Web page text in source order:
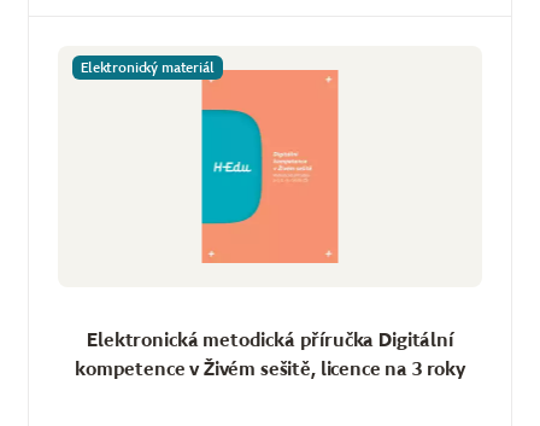
Elektronický materiál
Elektronická metodická příručka Digitální
kompetence v Živém sešitě, licence na 3 roky